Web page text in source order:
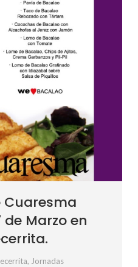
Cuaresma
de Marzo en
, Jornadas